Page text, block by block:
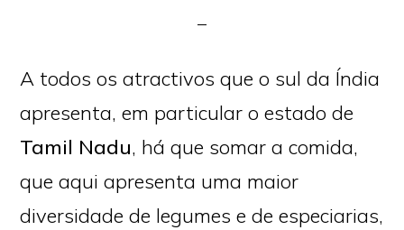
A todos os atractivos que o sul da Índia
apresenta, em particular o estado de
Tamil Nadu, há que somar a comida,
que aqui apresenta uma maior
diversidade de legumes e de especiarias,